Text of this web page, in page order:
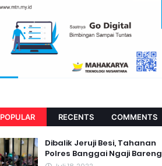
POPULAR RECENTS COMMENTS
Dibalik Jeruji Besi, Tahanan
Polres Banggai Ngaji Bareng